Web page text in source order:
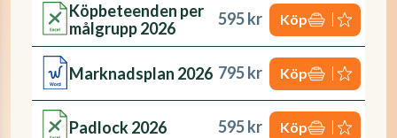
Köpbeteenden per
målgrupp 2026
595 kr Köp
Marknadsplan 2026 795 kr Köp
Padlock 2026 595 kr Köp